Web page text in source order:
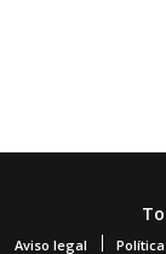
Aviso legal